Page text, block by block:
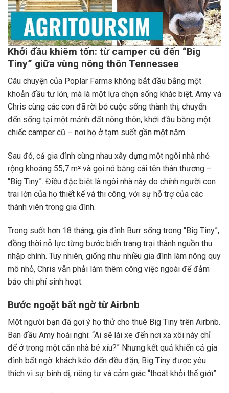
Khởi đầu khiêm tốn: từ camper cũ đến “Big
Tiny” giữa vùng nông thôn Tennessee
Câu chuyện của Poplar Farms không bắt đầu bằng một
khoản đầu tư lớn, mà là một lựa chọn sống khác biệt. Amy và
Chris cùng các con đã rời bỏ cuộc sống thành thị, chuyển
đến sống tại một mảnh đất nông thôn, khởi đầu bằng một
chiếc camper cũ – nơi họ ở tạm suốt gần một năm.
Sau đó, cả gia đình cùng nhau xây dựng một ngôi nhà nhỏ
rộng khoảng 55,7 m² và gọi nó bằng cái tên thân thương –
“Big Tiny”. Điều đặc biệt là ngôi nhà này do chính người con
trai lớn của họ thiết kế và thi công, với sự hỗ trợ của các
thành viên trong gia đình.
Trong suốt hơn 18 tháng, gia đình Burr sống trong “Big Tiny”,
đồng thời nỗ lực từng bước biến trang trại thành nguồn thu
nhập chính. Tuy nhiên, giống như nhiều gia đình làm nông quy
mô nhỏ, Chris vẫn phải làm thêm công việc ngoài để đảm
bảo chi phí sinh hoạt.
Bước ngoặt bất ngờ từ Airbnb
Một người bạn đã gợi ý họ thử cho thuê Big Tiny trên Airbnb.
Ban đầu Amy hoài nghi: “Ai sẽ lái xe đến nơi xa xôi này chỉ
để ở trong một căn nhà bé xíu?” Nhưng kết quả khiến cả gia
đình bất ngờ: khách kéo đến đều đặn, Big Tiny được yêu
thích vì sự bình dị, riêng tư và cảm giác “thoát khỏi thế giới”.